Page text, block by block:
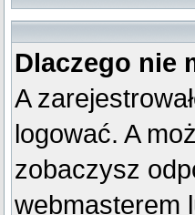
Dlaczego nie
A
logować. A
zobaczysz
webmasterem